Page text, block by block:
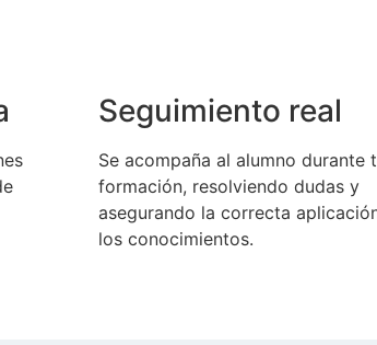
Seguimiento real
Se acompaña al alumno durante
formación, resolviendo dudas y
asegurando la correcta
los conocimientos.